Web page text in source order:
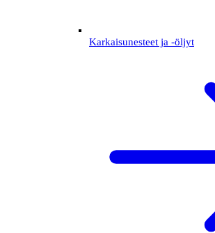
Karkaisunesteet ja -öljyt